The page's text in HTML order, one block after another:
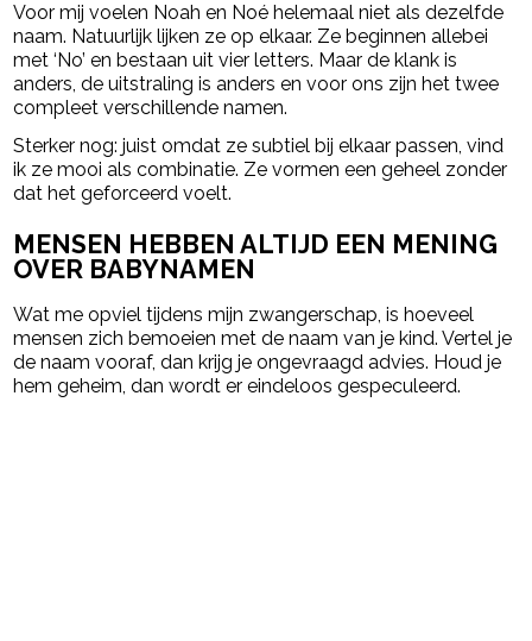
Voor mij voelen Noah en Noé helemaal niet als dezelfde
naam. Natuurlijk lijken ze op elkaar. Ze beginnen allebei
met ‘No’ en bestaan uit vier letters. Maar de klank is
anders, de uitstraling is anders en voor ons zijn het twee
compleet verschillende namen.
Sterker nog: juist omdat ze subtiel bij elkaar passen, vind
ik ze mooi als combinatie. Ze vormen een geheel zonder
dat het geforceerd voelt.
MENSEN HEBBEN ALTIJD EEN MENING
OVER BABYNAMEN
Wat me opviel tijdens mijn zwangerschap, is hoeveel
mensen zich bemoeien met de naam van je kind. Vertel je
de naam vooraf, dan krijg je ongevraagd advies. Houd je
hem geheim, dan wordt er eindeloos gespeculeerd.